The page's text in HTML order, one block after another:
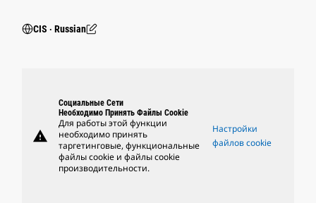
CIS ‧ Russian
warning
Социальные Сети
Необходимо Принять Файлы Cookie
Для работы этой функции
необходимо принять
таргетинговые, функциональные
файлы cookie и файлы cookie
производительности.
Настройки
файлов cookie